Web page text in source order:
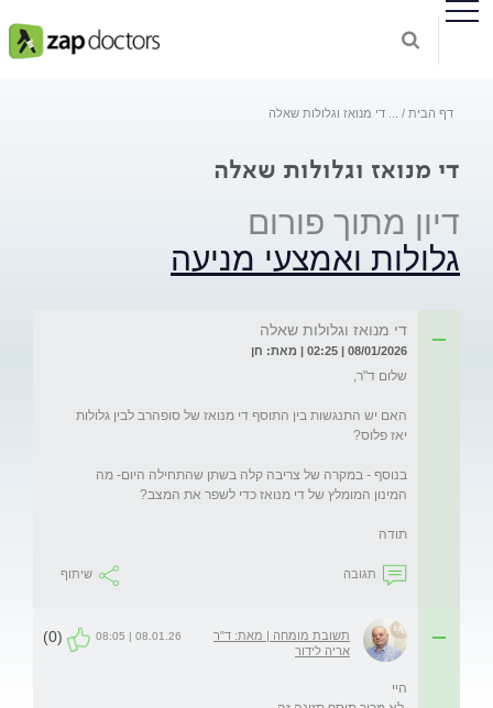
דף הבית די מנואז וגלולות שאלה
די מנואז וגלולות שאלה
דיון מתוך פורום
גלולות ואמצעי מניעה
די מנואז וגלולות שאלה
08/01/2026 | 02:25 | מאת: חן
האם יש התנגשות בין התוסף די מנואז של סופהרב לבין גלולות
בנוסף - במקרה של צריבה קלה בשתן שהתחילה היום- מה
תודה
תגובה שיתוף
תשובת מומחה | מאת: ד"ר
אריה לידור
08.01.26 | 08:05
(0)